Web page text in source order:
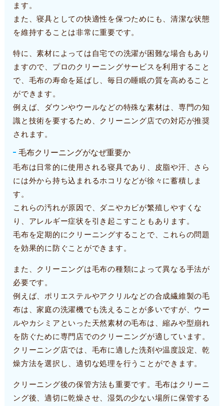
ます。
また、寝具としての快適性を保つためにも、清潔な状態
を維持することは非常に重要です。
特に、素材によっては自宅での洗濯が困難な場合もあり
ますので、プロのクリーニングサービスを利用すること
で、毛布の寿命を延ばし、毎日の睡眠の質を高めること
ができます。
例えば、ダウンやウールなどの特殊な素材は、専門の知
識と技術を要するため、クリーニング店での対応が推奨
されます。
毛布クリーニングがなぜ重要か
毛布は日常的に使用される寝具であり、皮脂や汗、さら
には外から持ち込まれるホコリなどが徐々に蓄積しま
す。
これらの汚れが原因で、ダニやカビが繁殖しやすくな
り、アレルギー症状を引き起こすこともあります。
毛布を定期的にクリーニングすることで、これらの問題
を効果的に防ぐことができます。
また、クリーニングは毛布の種類によって異なる手法が
必要です。
例えば、ポリエステルやアクリルなどの合成繊維製の毛
布は、家庭の洗濯機でも洗えることが多いですが、ウー
ルやカシミアといった天然素材の毛布は、縮みや型崩れ
を防ぐために専門店でのクリーニングが適しています。
クリーニング店では、毛布に適した洗剤や温度設定、乾
燥方法を選択し、適切な処理を行うことができます。
クリーニング後の保管方法も重要です。毛布はクリーニ
ング後、適切に乾燥させ、湿気の少ない場所に保管する